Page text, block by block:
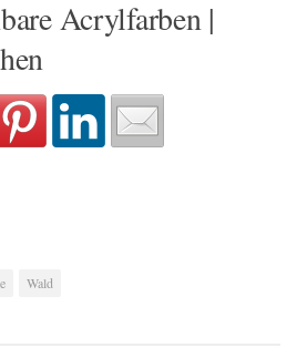
Acrylfarben |
Wald